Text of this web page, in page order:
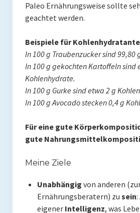
Paleo Ernährungsweise sollte
geachtet werden.
Beispiele für
In 100 g Traubenzucker sind 99,80
In 100 g gekochten Kartoffeln sind
Kohlenhydrate.
In 100 g Gurke sind etwa 2 g
In 100 g Avocado stecken 0,4 g
Für eine gute
gute
Meine Ziele
Unabhängig von anderen
Ernährungsberatern) zu sein
eigener Intelligenz, was